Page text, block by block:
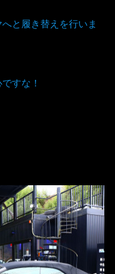
と履き替えを行いま
すな！